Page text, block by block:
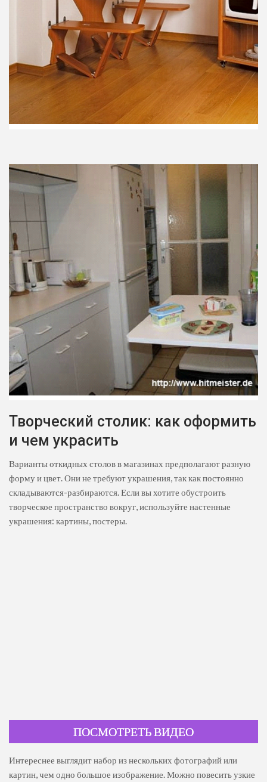
Творческий столик: как оформить
и чем украсить
Варианты откидных столов в магазинах предполагают разную
форму и цвет. Они не требуют украшения, так как постоянно
складываются-разбираются. Если вы хотите обустроить
творческое пространство вокруг, используйте настенные
украшения: картины, постеры.
ПОСМОТРЕТЬ ВИДЕО
Интереснее выглядит набор из нескольких фотографий или
картин, чем одно большое изображение. Можно повесить узкие